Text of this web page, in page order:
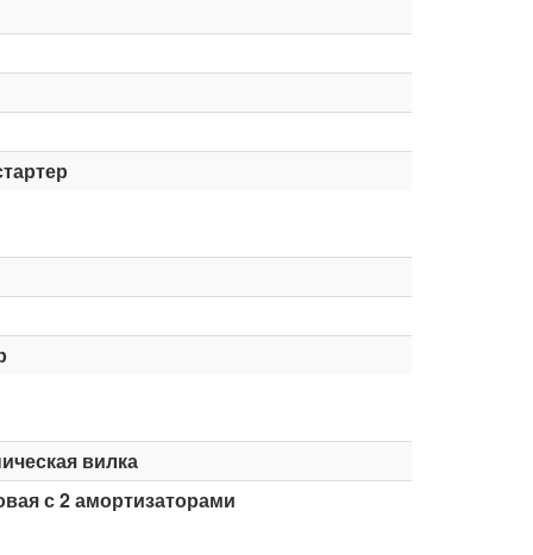
вилка
с 2 амортизаторами